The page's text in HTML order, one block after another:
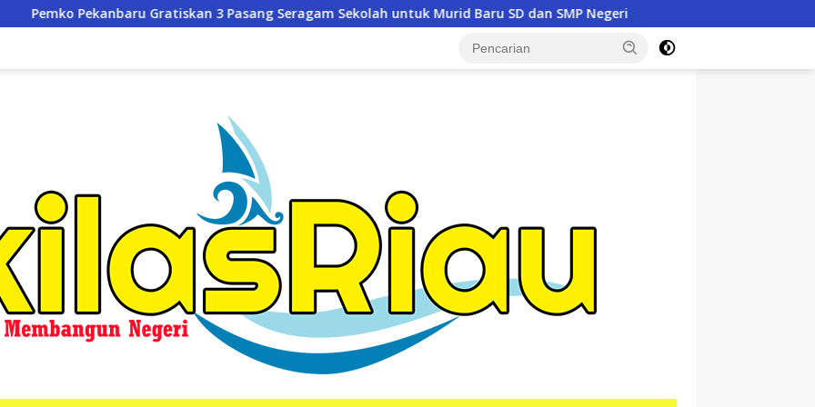
3 Pasang Seragam Sekolah untuk Murid Baru SD dan SMP Negeri Siap Tempur Lawan Karhutla, Dandim 0321/Rohil